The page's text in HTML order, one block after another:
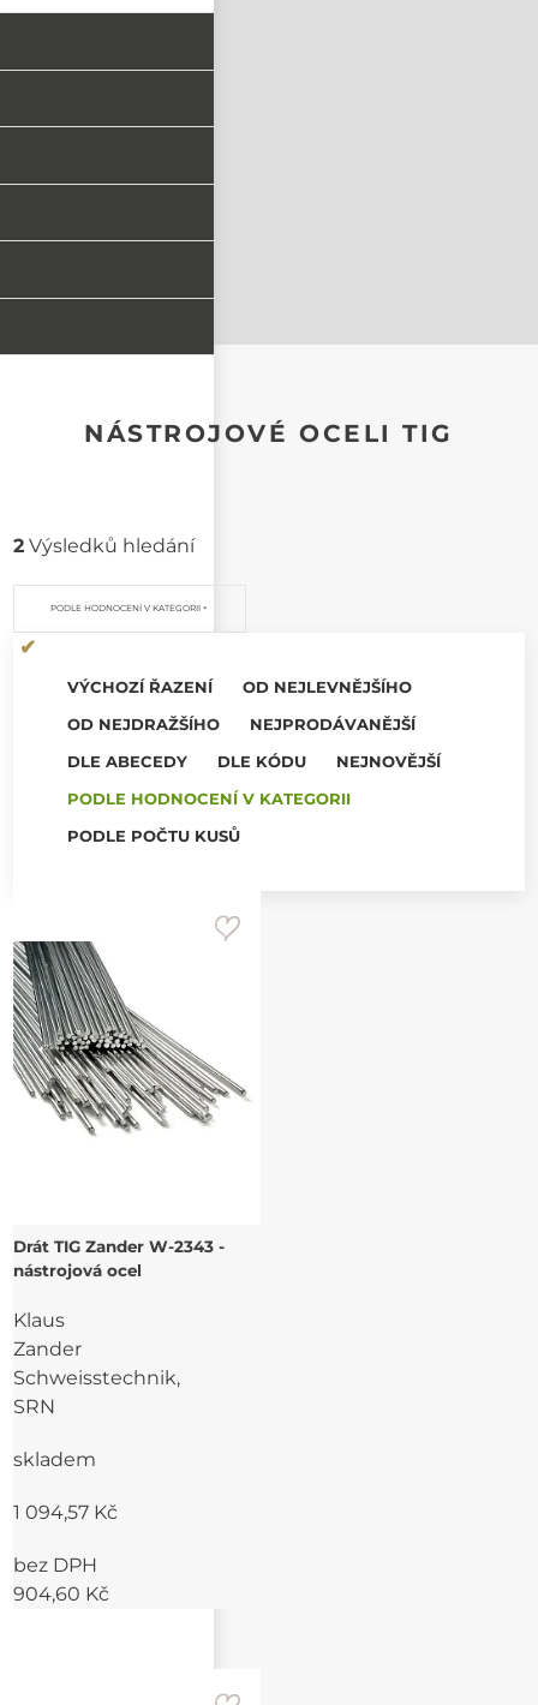
PŘIHLÁSIT SE
nastavit nové heslo
NÁSTROJOVÉ OCELI TIG
2 Výsledků hledání
PODLE HODNOCENÍ V KATEGORII
VÝCHOZÍ ŘAZENÍ
OD NEJLEVNĚJŠÍHO
OD NEJDRAŽŠÍHO
NEJPRODÁVANĚJŠÍ
DLE ABECEDY
DLE KÓDU
NEJNOVĚJŠÍ
PODLE HODNOCENÍ V KATEGORII
PODLE POČTU KUSŮ
Drát TIG Zander W-2343 -
nástrojová ocel
Klaus
Zander
Schweisstechnik,
SRN
skladem
1 094,57 Kč
bez DPH
904,60 Kč